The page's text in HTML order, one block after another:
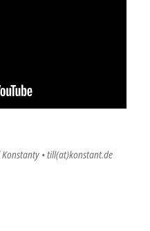
• till(at)konstant.de